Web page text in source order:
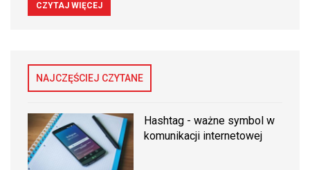
CZYTAJ WIĘCEJ
NAJCZĘŚCIEJ CZYTANE
Hashtag - ważne symbol w
komunikacji internetowej